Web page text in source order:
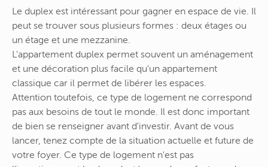
Le duplex est intéressant pour gagner en espace de vie. Il
peut se trouver sous plusieurs formes : deux étages ou
un étage et une mezzanine.
L'appartement duplex permet souvent un aménagement
et une décoration plus facile qu'un appartement
classique car il permet de libérer les espaces.
Attention toutefois, ce type de logement ne correspond
pas aux besoins de tout le monde. Il est donc important
de bien se renseigner avant d'investir. Avant de vous
lancer, tenez compte de la situation actuelle et future de
votre foyer. Ce type de logement n'est pas